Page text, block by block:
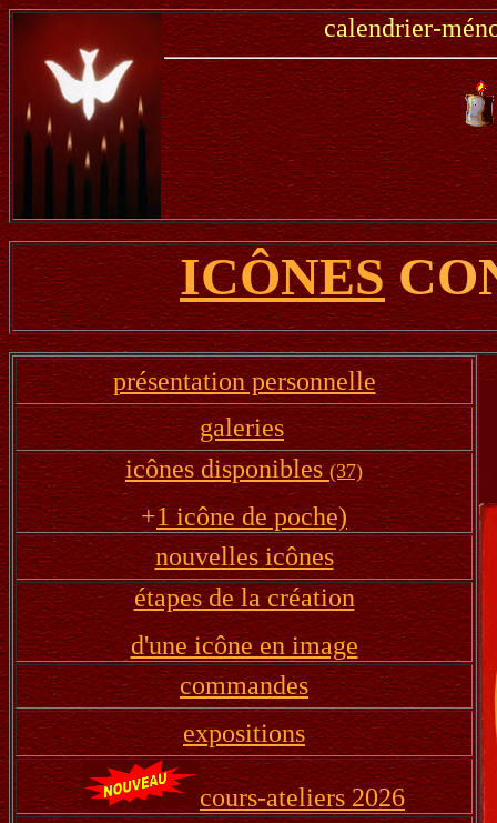
calendrier-
ICÔNES
présentation personnelle
galeries
icônes disponibles(37)
+1 icône de poche)
nouvelles icônes
étapes de la création
d'une icône en image
commandes
expositions
cours-ateliers 2026